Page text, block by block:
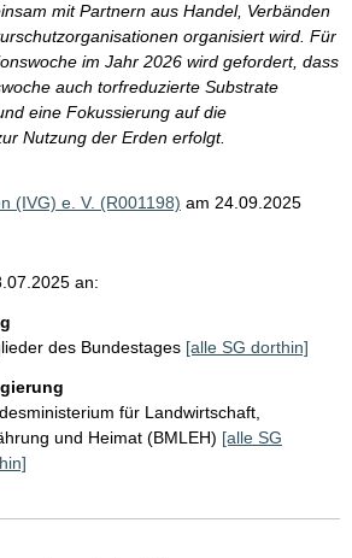
mit Partnern aus Handel, Verbänden
organisiert wird. Für
im Jahr 2026 wird gefordert, dass
auch torfreduzierte Substrate
eine Fokussierung auf die
Nutzung der Erden erfolgt.
(IVG) e. V. (R001198) am 24.09.2025
an:
des Bundestages [alle SG dorthin]
für Landwirtschaft,
und Heimat (BMLEH) [alle SG